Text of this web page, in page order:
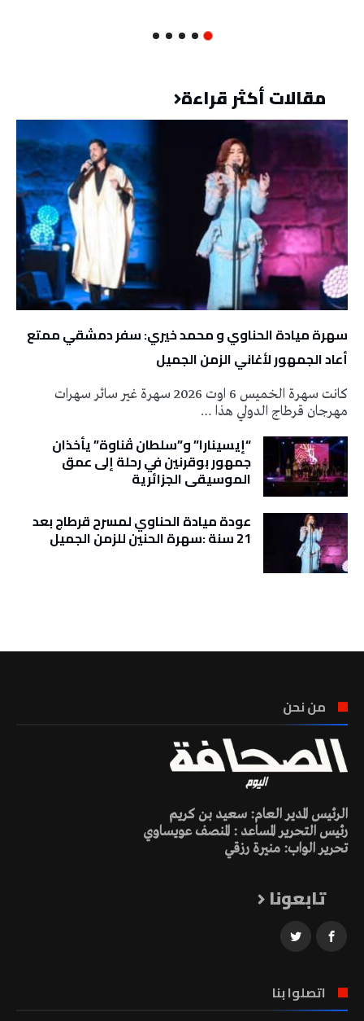
مقالات أكثر قراءة
سهرة ميادة الحناوي و محمد خيري: سفر دمشقي ممتع
أعاد الجمهور لأغاني الزمن الجميل
كانت سهرة الخميس 6 اوت 2026 سهرة غير سائر سهرات
مهرجان قرطاج الدولي هذا …
“إيسينارا” و”سلطان ڤناوة” يأخذان
جمهور بوقرنين في رحلة إلى عمق
الموسيقى الجزائرية
عودة ميادة الحناوي لمسرح قرطاج بعد
21 سنة :سهرة الحنين للزمن الجميل
من نحن
الرئيس المدير العام: سعيد بن كريم
رئيس التحرير المساعد : المنصف عويساوي
تحرير الواب: منيرة رزقي
تابعونا
اتصلوا بنا